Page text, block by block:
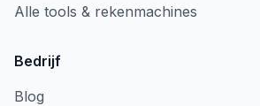
Alle tools & rekenmachines
Bedrijf
Blog